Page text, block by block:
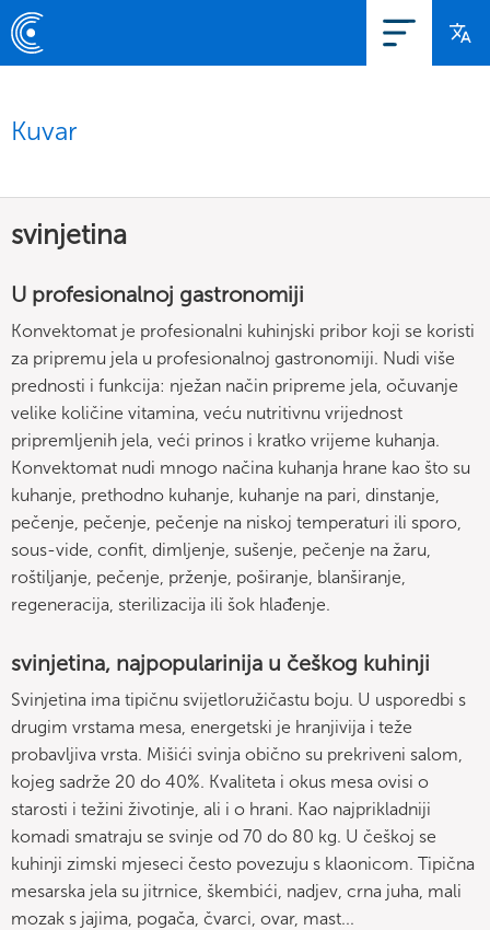
Kuvar
svinjetina
U profesionalnoj gastronomiji
Konvektomat je profesionalni kuhinjski pribor koji se koristi
za pripremu jela u profesionalnoj gastronomiji. Nudi više
prednosti i funkcija: nježan način pripreme jela, očuvanje
velike količine vitamina, veću nutritivnu vrijednost
pripremljenih jela, veći prinos i kratko vrijeme kuhanja.
Konvektomat nudi mnogo načina kuhanja hrane kao što su
kuhanje, prethodno kuhanje, kuhanje na pari, dinstanje,
pečenje, pečenje, pečenje na niskoj temperaturi ili sporo,
sous-vide, confit, dimljenje, sušenje, pečenje na žaru,
roštiljanje, pečenje, prženje, poširanje, blanširanje,
regeneracija, sterilizacija ili šok hlađenje.
svinjetina, najpopularinija u češkog kuhinji
Svinjetina ima tipičnu svijetloružičastu boju. U usporedbi s
drugim vrstama mesa, energetski je hranjivija i teže
probavljiva vrsta. Mišići svinja obično su prekriveni salom,
kojeg sadrže 20 do 40%. Kvaliteta i okus mesa ovisi o
starosti i težini životinje, ali i o hrani. Kao najprikladniji
komadi smatraju se svinje od 70 do 80 kg. U češkoj se
kuhinji zimski mjeseci često povezuju s klaonicom. Tipična
mesarska jela su jitrnice, škembići, nadjev, crna juha, mali
mozak s jajima, pogača, čvarci, ovar, mast...